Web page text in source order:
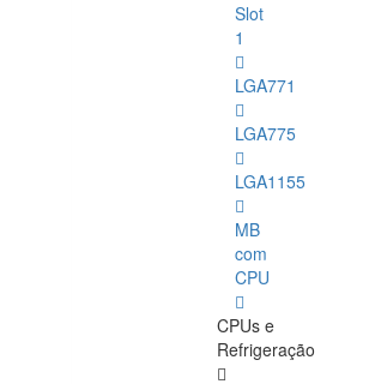
Slot
1
LGA771
LGA775
LGA1155
MB
com
CPU
CPUs e
Refrigeração